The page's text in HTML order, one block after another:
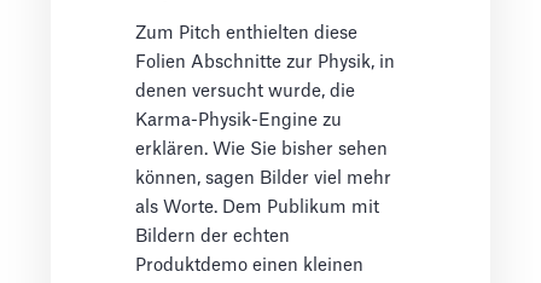
Zum Pitch enthielten diese
Folien Abschnitte zur Physik, in
denen versucht wurde, die
Karma-Physik-Engine zu
erklären. Wie Sie bisher sehen
können, sagen Bilder viel mehr
als Worte. Dem Publikum mit
Bildern der echten
Produktdemo einen kleinen